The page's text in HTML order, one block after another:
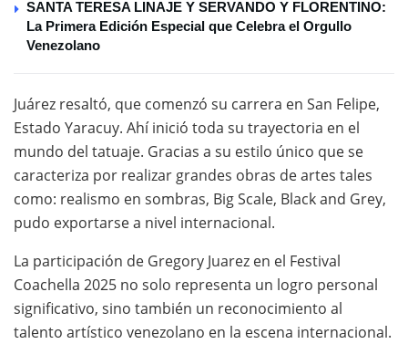
SANTA TERESA LINAJE Y SERVANDO Y FLORENTINO:
La Primera Edición Especial que Celebra el Orgullo
Venezolano
Juárez resaltó, que comenzó su carrera en San Felipe,
Estado Yaracuy. Ahí inició toda su trayectoria en el
mundo del tatuaje. Gracias a su estilo único que se
caracteriza por realizar grandes obras de artes tales
como: realismo en sombras, Big Scale, Black and Grey,
pudo exportarse a nivel internacional.
La participación de Gregory Juarez en el Festival
Coachella 2025 no solo representa un logro personal
significativo, sino también un reconocimiento al
talento artístico venezolano en la escena internacional.